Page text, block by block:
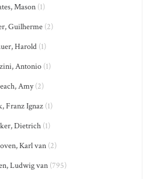
Mason (1)
Guilherme(2)
Harold (1)
Antonio (1)
Amy(2)
Franz Ignaz(1)
Dietrich (1)
Karl van (2)
Ludwig van(795)